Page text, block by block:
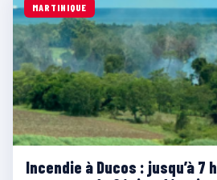
MARTINIQUE
Incendie à Ducos : jusqu’à 7